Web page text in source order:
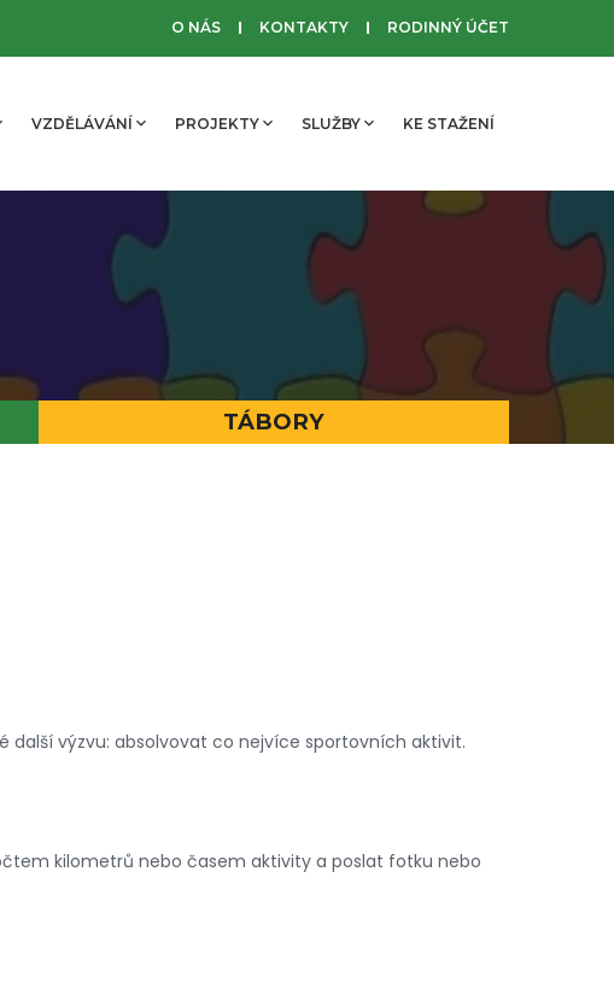
O NÁS KONTAKTY RODINNÝ ÚČET
VZDĚLÁVÁNÍ PROJEKTY SLUŽBY KE STAŽENÍ
TÁBORY
další výzvu: absolvovat co nejvíce sportovních aktivit.
kilometrů nebo časem aktivity a poslat fotku nebo